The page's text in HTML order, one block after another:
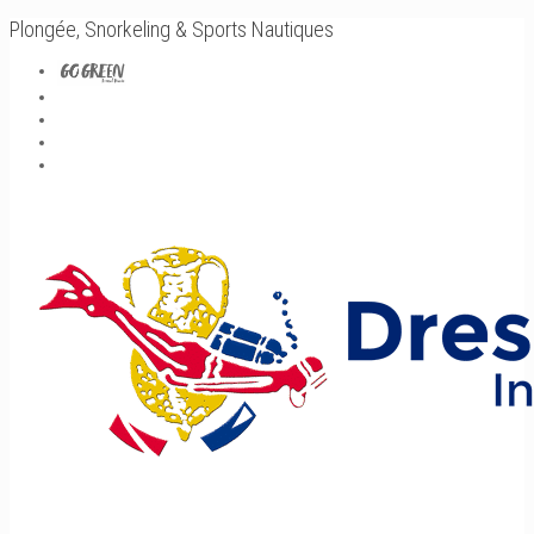
Plongée, Snorkeling & Sports Nautiques